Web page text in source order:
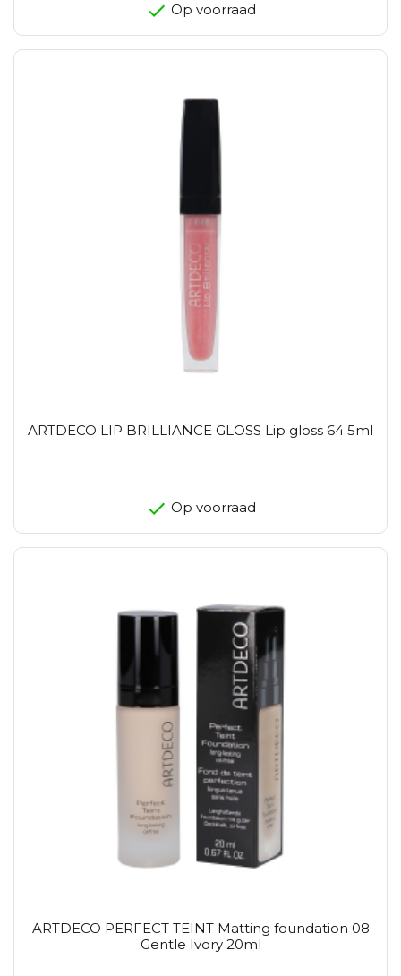
Op voorraad
ARTDECO LIP BRILLIANCE GLOSS Lip gloss 64 5ml
Op voorraad
ARTDECO PERFECT TEINT Matting foundation 08
Gentle Ivory 20ml